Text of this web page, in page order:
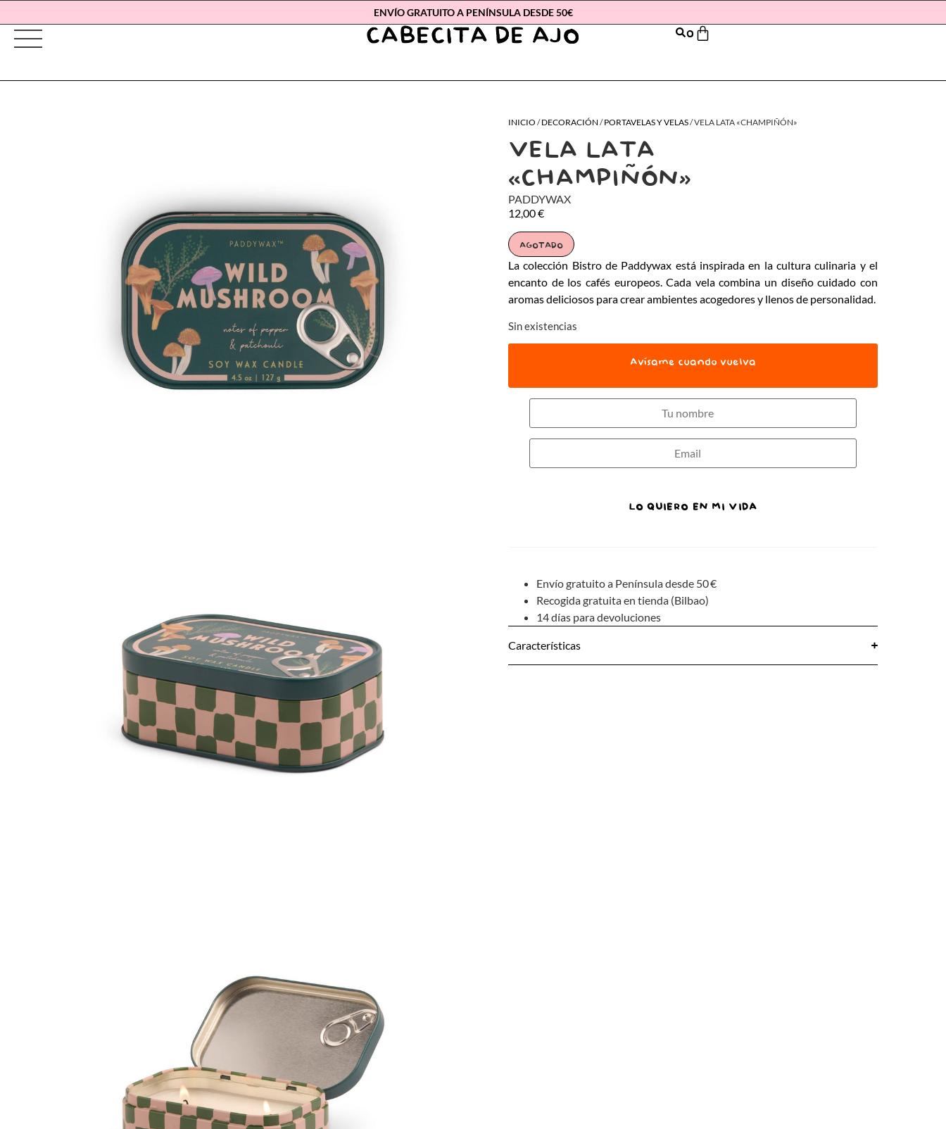
ENVÍO GRATUITO A PENÍNSULA DESDE 50€
0
INICIO /DECORACIÓN /PORTAVELAS Y VELAS/ VELA LATA «CHAMPIÑÓN»
VELA LATA
«CHAMPIÑÓN»
PADDYWAX
12,00€
AGOTADO
La colección Bistro de Paddywax está inspirada en la cultura culinaria y el
encanto de los cafés europeos. Cada vela combina un diseño cuidado con
aromas deliciosos para crear ambientes acogedores y llenos de personalidad.
Sin existencias
Avísame cuando vuelva
LO QUIERO EN MI VIDA
Envío gratuito a Península desde 50 €
Recogida gratuita en tienda (Bilbao)
14 días para devoluciones
Características